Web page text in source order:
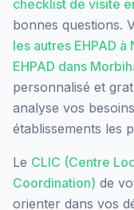
checklist de visite
bonnes questions.
les autres EHPAD à
EHPAD dans
personnalisé et
analyse vos
établissements les
Le CLIC (Centre
Coordination) de
orienter dans vos